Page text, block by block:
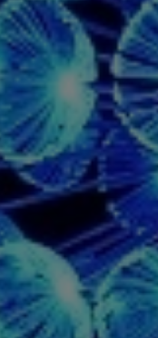
ОДИН КЛИК